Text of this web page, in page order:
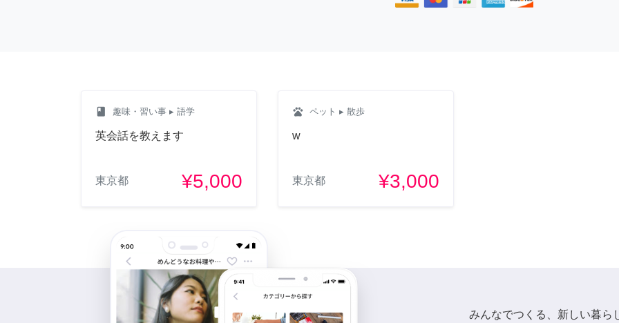
class 趣味・習い事 ▸ 語学
英会話を教えます
東京都 ¥5,000
pets ペット ▸ 散歩
w
東京都 ¥3,000
みんなでつくる、新しい暮ら